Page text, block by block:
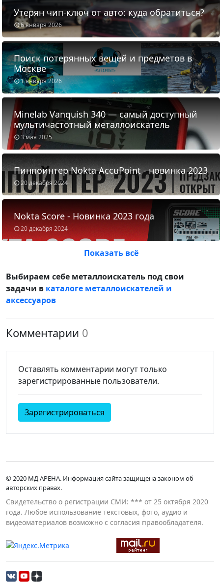
6 января 2026
Утерян чип-ключ от авто: куда обратиться?
1 января 2026
Поиск потерянных вещей и предметов в
Москве
3 мая 2025
Minelab Vanquish 340 — самый доступный
мультичастотный металлоискатель
20 декабря 2024
Пинпоинтер Nokta AccuPoint - новинка 2023
20 декабря 2024
Nokta Score - Новинка 2023 года
Показать всё
Выбираем себе металлоискатель под свои
задачи в каталоге металлоискателей и
аксессуаров
Комментарии 0
Оставлять комментарии могут только
зарегистрированные пользователи.
Зарегистрироваться
© 2020 МД АРЕНА. Информация сайта защищена законом об
авторских правах.
Свидетельство о регистрации СМИ: *** от 25 октября 2020
года. Любое использование текстовых, фото, аудио и
видеоматериалов возможно с согласия правообладателя.